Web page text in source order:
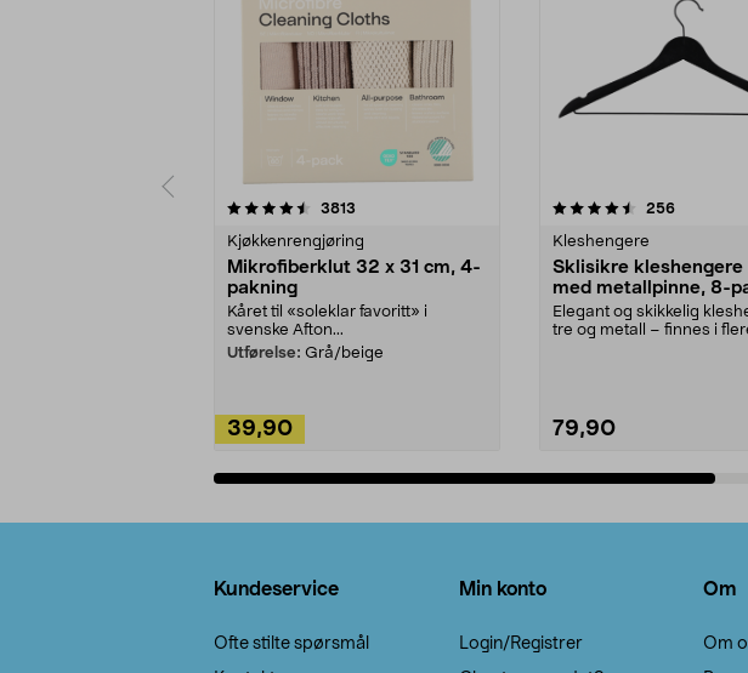
3813
Kjøkkenrengjøring
Mikrofiberklut 32 x 31 cm, 4-
pakning
Kåret til «soleklar favoritt» i
svenske Afton...
Utførelse: Grå/beige
39,90
4.5av 5 stjerner 256
Kleshengere
Sklisikre kleshengere
med metallpinne, 8-
Elegant og skikkelig
tre og metall – finnes i
79,90
4.5av 5 stjerner
Kundeservice
Ofte stilte spørsmål
Min konto
Login/Registrer
Om
Om